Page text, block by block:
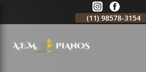
(11) 98578-3154